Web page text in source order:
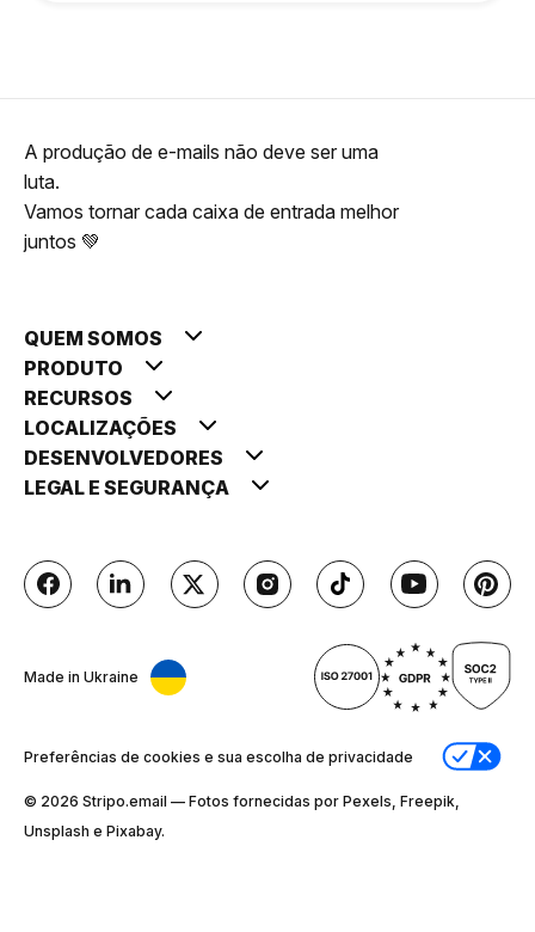
A produção de e-mails não deve ser uma
luta.
Vamos tornar cada caixa de entrada melhor
juntos 💚
QUEM SOMOS
PRODUTO
RECURSOS
LOCALIZAÇÕES
DESENVOLVEDORES
LEGAL E SEGURANÇA
Made in Ukraine
Preferências de cookies e sua escolha de privacidade
© 2026 Stripо.email — Fotos fornecidas por Pexels, Freepik,
Unsplash e Pixabay.